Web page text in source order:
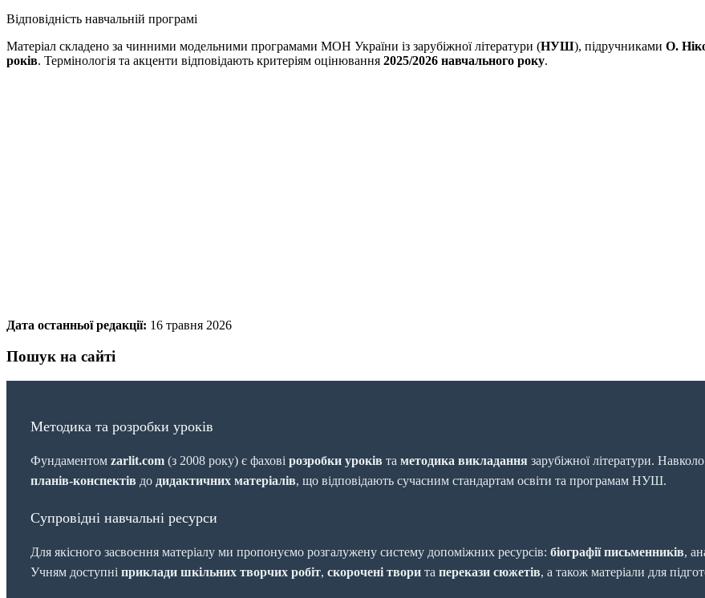
Відповідність навчальній програмі
Матеріал складено за чинними модельними програмами МОН України із зарубіжної літератури (НУШ), підручниками О.
років. Термінологія та акценти відповідають критеріям оцінювання 2025/2026 навчального року.
Дата останньої редакції: 16 травня 2026
Пошук на сайті
Методика та розробки уроків
Фундаментом zarlit.com (з 2008 року) є фахові розробки уроків та методика викладання зарубіжної літератури.
планів-конспектів до дидактичних матеріалів, що відповідають сучасним стандартам освіти та програмам НУШ.
Супровідні навчальні ресурси
Для якісного засвоєння матеріалу ми пропонуємо розгалужену систему допоміжних ресурсів: біографії письменників,
Учням доступні приклади шкільних творчих робіт, скорочені твори та перекази сюжетів, а також матеріали для